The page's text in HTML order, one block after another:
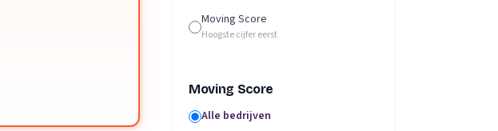
Moving Score
Hoogste cijfer eerst
Moving Score
Alle bedrijven